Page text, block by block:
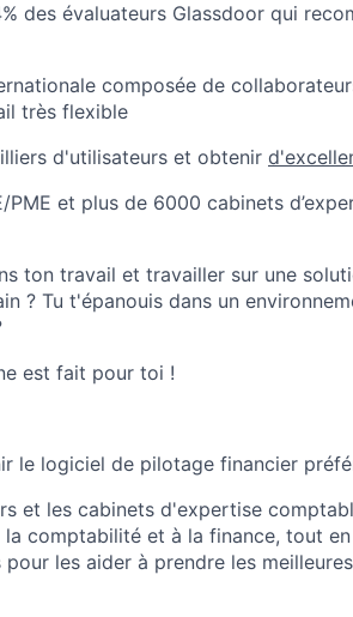
des évaluateurs Glassdoor qui
composée de
très flexible
d'utilisateurs et obtenir
PME et plus de 6000 cabinets
ton travail et travailler sur une
? Tu t'épanouis dans un
est fait pour toi !
le logiciel de pilotage financier
et les cabinets d'expertise
comptabilité et à la finance, tout
les aider à prendre les